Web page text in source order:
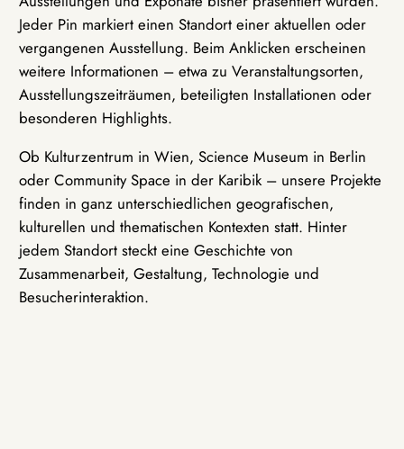
Jeder Pin markiert einen Standort einer aktuellen oder
vergangenen Ausstellung. Beim Anklicken erscheinen
weitere Informationen – etwa zu Veranstaltungsorten,
Ausstellungszeiträumen, beteiligten Installationen oder
besonderen Highlights.
Ob Kulturzentrum in Wien, Science Museum in Berlin
oder Community Space in der Karibik – unsere Projekte
finden in ganz unterschiedlichen geografischen,
kulturellen und thematischen Kontexten statt. Hinter
jedem Standort steckt eine Geschichte von
Zusammenarbeit, Gestaltung, Technologie und
Besucherinteraktion.